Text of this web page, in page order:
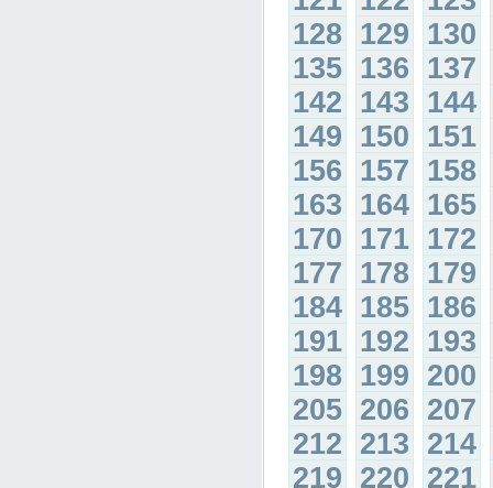
128 129 130
135 136 137
142 143 144
149 150 151
156 157 158
163 164 165
170 171 172
177 178 179
184 185 186
191 192 193
198 199 200
205 206 207
212 213 214
219 220 221